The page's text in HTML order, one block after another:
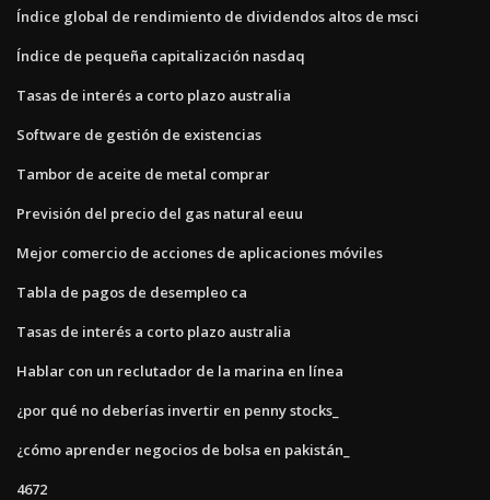
Índice global de rendimiento de dividendos altos de msci
Índice de pequeña capitalización nasdaq
Tasas de interés a corto plazo australia
Software de gestión de existencias
Tambor de aceite de metal comprar
Previsión del precio del gas natural eeuu
Mejor comercio de acciones de aplicaciones móviles
Tabla de pagos de desempleo ca
Tasas de interés a corto plazo australia
Hablar con un reclutador de la marina en línea
¿por qué no deberías invertir en penny stocks_
¿cómo aprender negocios de bolsa en pakistán_
4672